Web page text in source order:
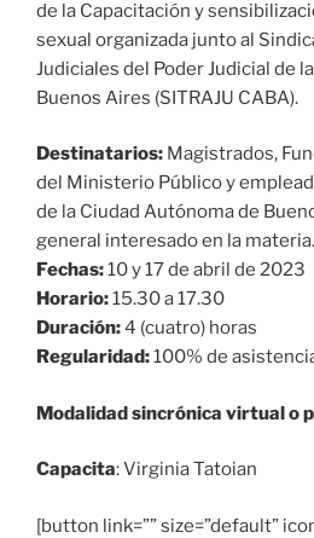
de la Capacitación y
sexual organizada junto al
Judiciales del Poder Judicial de
Buenos Aires (SITRAJU CABA).
Destinatarios: Magistrados,
del Ministerio Público y
de la Ciudad Autónoma de
general interesado en la materia.
Fechas:10 y 17 de abril de 2023
Horario:15.30 a 17.30
Duración:4 (cuatro) horas
Regularidad:100% de
Modalidad sincrónica virtual o
Capacita: Virginia Tatoian
[button link=”” size=”default”